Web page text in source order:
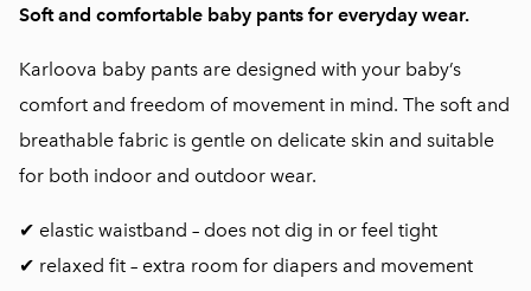
Soft and comfortable baby pants for everyday wear.
Karloova baby pants are designed with your baby’s
comfort and freedom of movement in mind. The soft and
breathable fabric is gentle on delicate skin and suitable
for both indoor and outdoor wear.
✔ elastic waistband – does not dig in or feel tight
✔ relaxed fit – extra room for diapers and movement